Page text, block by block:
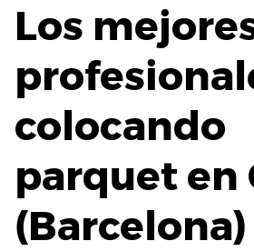
Los
colocando
parquet en
(Barcelona)